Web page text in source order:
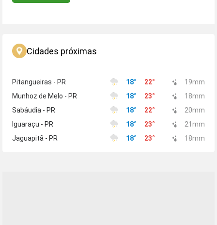
Cidades próximas
Pitangueiras - PR 18° 22° 19mm
Munhoz de Melo - PR
18° 23° 18mm
Sabáudia - PR
18° 22° 20mm
Iguaraçu - PR
18° 23° 21 mm
Jaguapitã - PR
18° 23° 18mm